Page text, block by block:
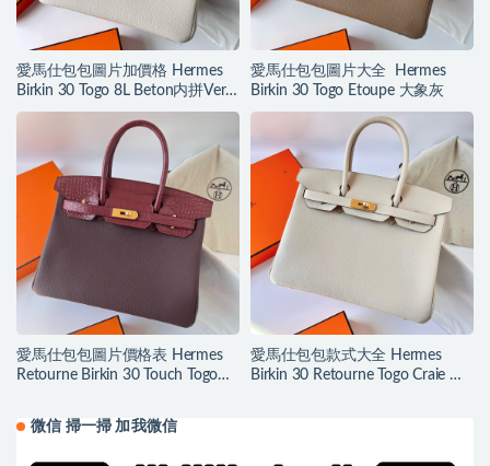
愛馬仕包包圖片加價格 Hermes
Birkin 30 Togo 8L Beton内拼Vert
Verigo 丝绒绿
愛馬仕包包圖片大全 Hermes
Birkin 30 Togo Etoupe 大象灰
愛馬仕包包圖片價格表 Hermes
Retourne Birkin 30 Touch Togo
愛馬仕包包款式大全 Hermes
Birkin 30 Retourne Togo Craie 奶
微信 掃一掃 加我微信